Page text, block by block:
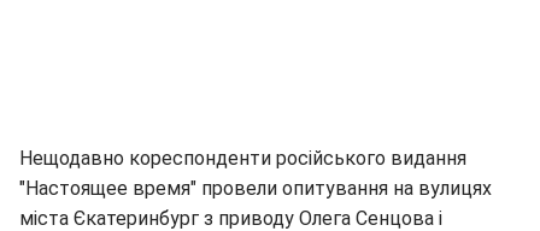
Нещодавно кореспонденти російського видання
"Настоящее время" провели опитування на вулицях
міста Єкатеринбург з приводу Олега Сенцова і